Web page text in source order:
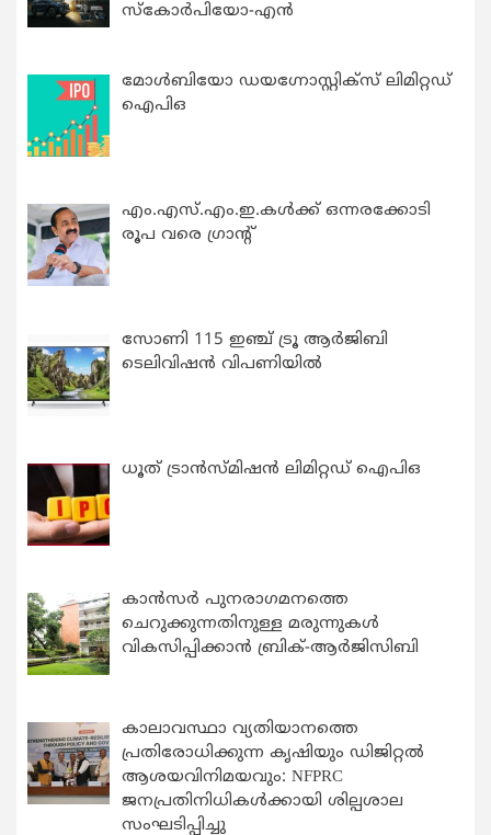
സ്കോർപിയോ-എൻ
മോൾബിയോ ഡയഗ്നോസ്റ്റിക്സ് ലിമിറ്റഡ്
ഐപിഒ
എം.എസ്.എം.ഇ.കൾക്ക് ഒന്നരക്കോടി
രൂപ വരെ ഗ്രാന്റ്
സോണി 115 ഇഞ്ച് ട്രൂ ആർജിബി
ടെലിവിഷൻ വിപണിയിൽ
ധൂത് ട്രാൻസ്മിഷൻ ലിമിറ്റഡ് ഐപിഒ
കാന്‍സര്‍ പുനരാഗമനത്തെ
ചെറുക്കുന്നതിനുള്ള മരുന്നുകള്‍
വികസിപ്പിക്കാന്‍ ബ്രിക്-ആര്‍ജിസിബി
കാലാവസ്ഥാ വ്യതിയാനത്തെ
പ്രതിരോധിക്കുന്ന കൃഷിയും ഡിജിറ്റൽ
ആശയവിനിമയവും: NFPRC
ജനപ്രതിനിധികൾക്കായി ശില്പശാല
സംഘടിപ്പിച്ചു